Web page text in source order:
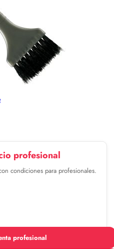
profesional
condiciones para profesionales.
profesional